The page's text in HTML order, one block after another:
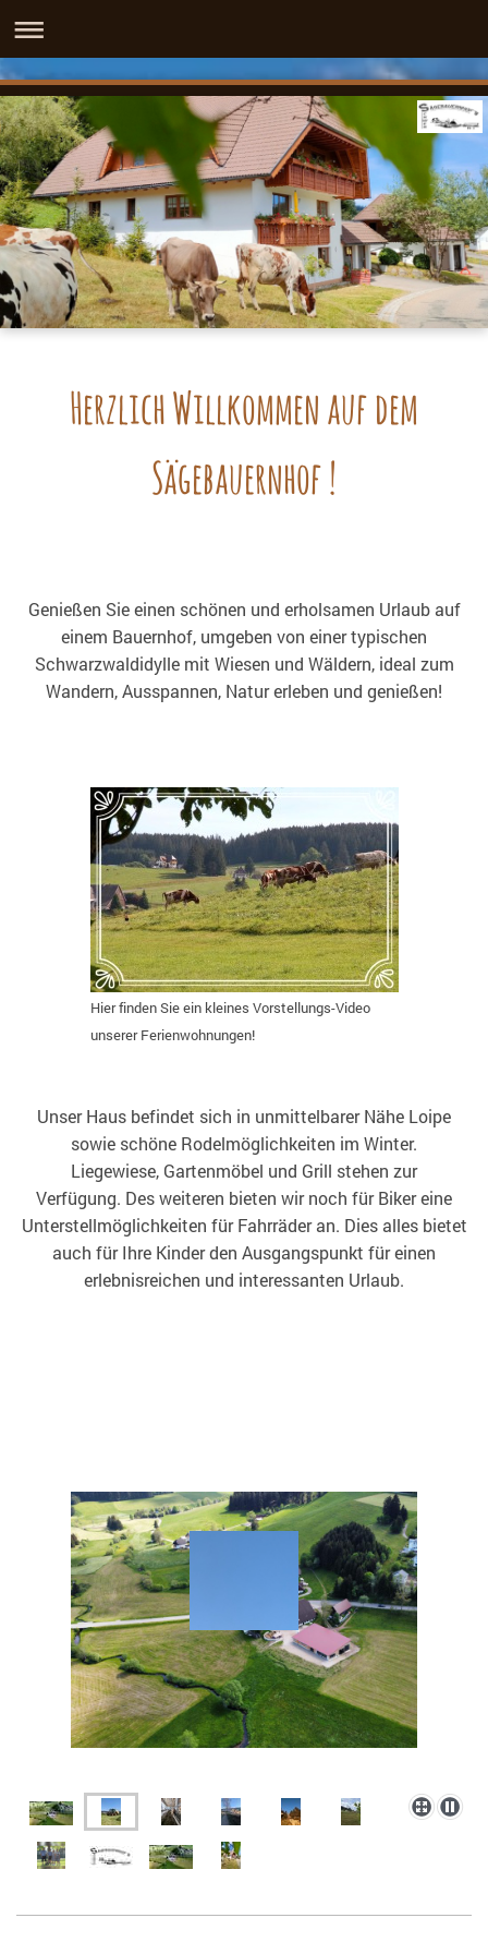
Herzlich Willkommen auf dem
Sägebauernhof !
Genießen Sie einen schönen und erholsamen Urlaub auf
einem Bauernhof, umgeben von einer typischen
Schwarzwaldidylle mit Wiesen und Wäldern, ideal zum
Wandern, Ausspannen, Natur erleben und genießen!
Hier finden Sie ein kleines Vorstellungs-Video
unserer Ferienwohnungen!
Unser Haus befindet sich in unmittelbarer Nähe Loipe
sowie schöne Rodelmöglichkeiten im Winter.
Liegewiese, Gartenmöbel und Grill stehen zur
Verfügung. Des weiteren bieten wir noch für Biker eine
Unterstellmöglichkeiten für Fahrräder an. Dies alles bietet
auch für Ihre Kinder den Ausgangspunkt für einen
erlebnisreichen und interessanten Urlaub.